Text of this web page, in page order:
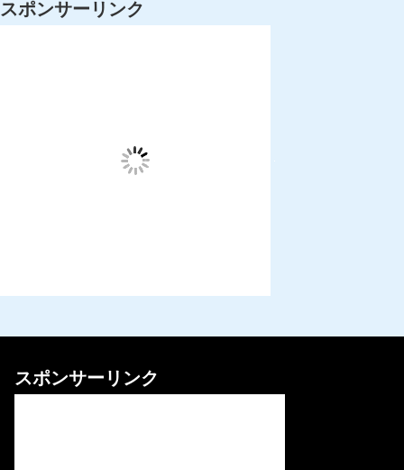
スポンサーリンク
スポンサーリンク